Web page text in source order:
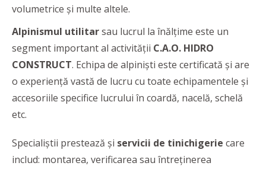
volumetrice și multe altele.
Alpinismul utilitarsau lucrul la înălțime este un
segment important al activității C.A.O. HIDRO
CONSTRUCT. Echipa de alpiniști este certificată și are
o experiență vastă de lucru cu toate echipamentele și
accesoriile specifice lucrului în coardă, nacelă, schelă
etc.
Specialiștii prestează și servicii de tinichigerie care
includ: montarea, verificarea sau întreținerea